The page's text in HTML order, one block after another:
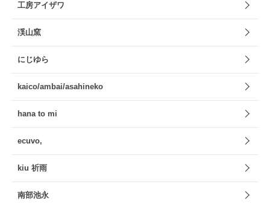
工房アイザワ
渓山窯
にじゆら
kaico/ambai/asahineko
hana to mi
ecuvo,
kiu 祈雨
南部池永